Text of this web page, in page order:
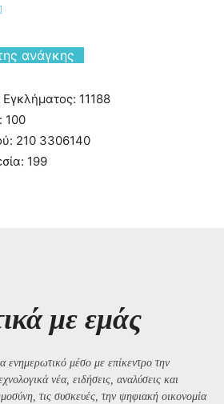
ανάγκης
11188
100
210 3306140
199
με εμάς
ενημερωτικό μέσο με επίκεντρο την
νέα, ειδήσεις, αναλύσεις και
τις συσκευές, την ψηφιακή οικονομία